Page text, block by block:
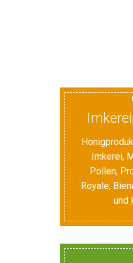
Imkerei,
Pollen,
Royale,
und